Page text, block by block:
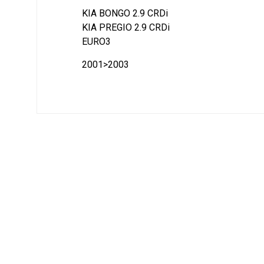
KIA BONGO 2.9 CRDi
KIA PREGIO 2.9 CRDi
EURO3
2001>2003